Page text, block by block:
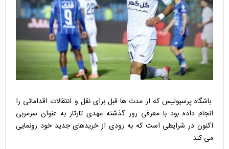
باشگاه پرسپولیس که از مدت ها قبل برای نقل و انتقالات اقداماتی را
انجام داده بود با معرفی روز گذشته مهدی تارتار به عنوان سرمربی
اکنون در شرایطی است که به زودی از خریدهای جدید خود رونمایی
می کند.